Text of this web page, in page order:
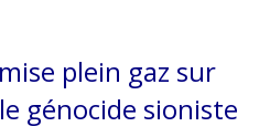
plein gaz sur
génocide sioniste